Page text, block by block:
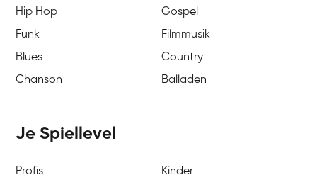
Hip Hop
Gospel
Funk
Filmmusik
Blues
Country
Chanson
Balladen
Je Spiellevel
Profis
Kinder